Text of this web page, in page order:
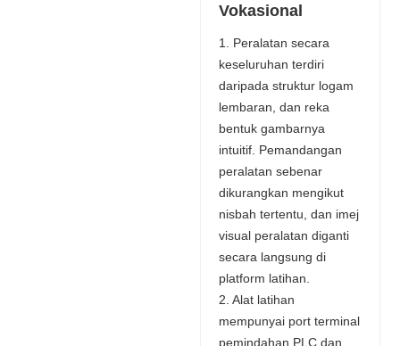
Vokasional
1. Peralatan secara
keseluruhan terdiri
daripada struktur logam
lembaran, dan reka
bentuk gambarnya
intuitif. Pemandangan
peralatan sebenar
dikurangkan mengikut
nisbah tertentu, dan imej
visual peralatan diganti
secara langsung di
platform latihan.
2. Alat latihan
mempunyai port terminal
pemindahan PLC dan